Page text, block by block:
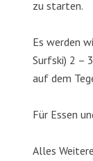
zu starten.
Es werden
Surfski) 2 –
auf dem
Für Essen
Alles